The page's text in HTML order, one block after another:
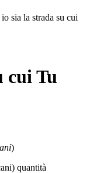
sia la strada su cui
cui Tu
)
quantità